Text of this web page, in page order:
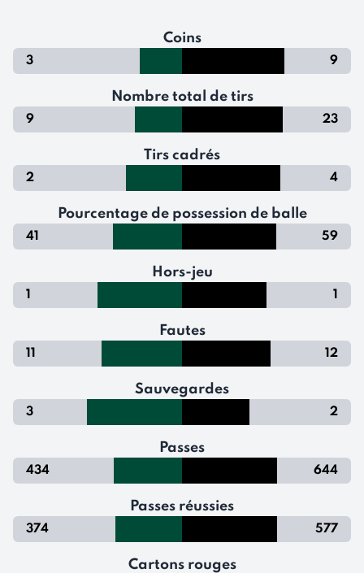
Coins
3 9
Nombre total de tirs
9 23
Tirs cadrés
2 4
Pourcentage de possession de balle
41 59
Hors-jeu
1 1
Fautes
11 12
Sauvegardes
3 2
Passes
434 644
Passes réussies
374 577
Cartons rouges